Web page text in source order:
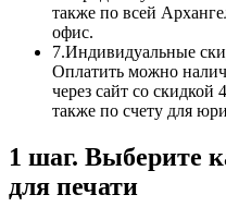
также по всей
офис.
7.Индивидуальные
Оплатить можно
через сайт со
также по счету для
1 шаг. Выберите
для печати